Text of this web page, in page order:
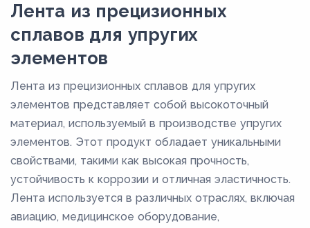
185
190
195
200
Лента из прецизионных
сплавов для упругих
элементов
Лента из прецизионных сплавов для упругих
элементов представляет собой высокоточный
материал, используемый в производстве упругих
элементов. Этот продукт обладает уникальными
свойствами, такими как высокая прочность,
устойчивость к коррозии и отличная эластичность.
Лента используется в различных отраслях, включая
авиацию, медицинское оборудование,